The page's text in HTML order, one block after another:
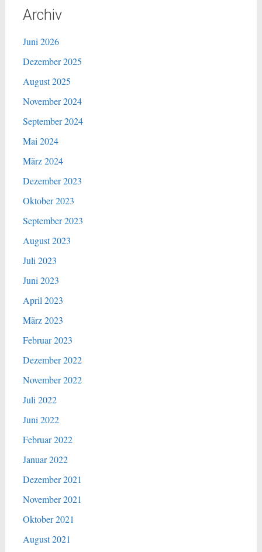
Archiv
Juni 2026
Dezember 2025
August 2025
November 2024
September 2024
Mai 2024
März 2024
Dezember 2023
Oktober 2023
September 2023
August 2023
Juli 2023
Juni 2023
April 2023
März 2023
Februar 2023
Dezember 2022
November 2022
Juli 2022
Juni 2022
Februar 2022
Januar 2022
Dezember 2021
November 2021
Oktober 2021
August 2021